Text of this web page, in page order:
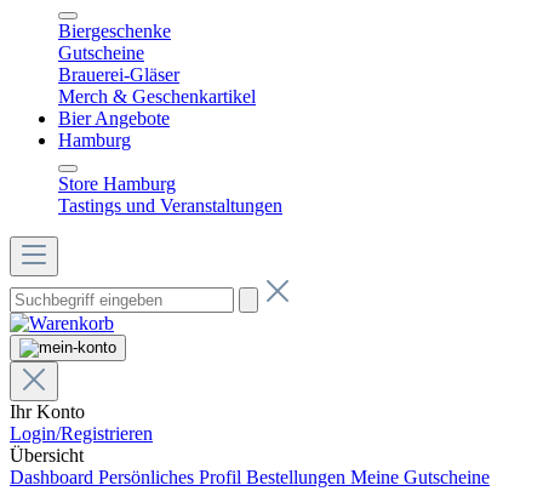
Biergeschenke
Gutscheine
Brauerei-Gläser
Merch & Geschenkartikel
Bier Angebote
Hamburg
Store Hamburg
Tastings und Veranstaltungen
Ihr Konto
Login/Registrieren
Übersicht
Dashboard Persönliches Profil Bestellungen Meine Gutscheine